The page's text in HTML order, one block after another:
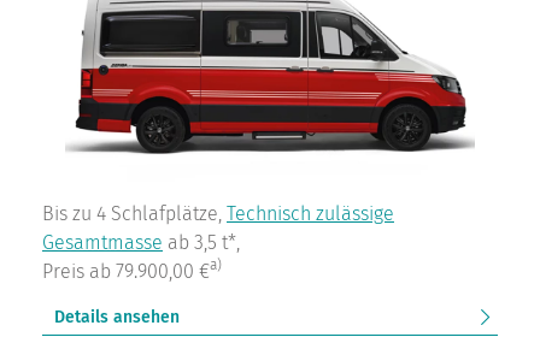
Bis zu 4 Schlafplätze, Technisch zulässige
Gesamtmasse ab 3,5 t*,
Preis ab 79.900,00 €a)
Details ansehen